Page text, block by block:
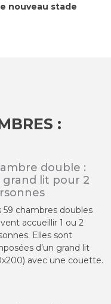
nouveau stade
:
double :
grand lit pour 2
59 chambres doubles
accueillir 1 ou 2
Elles sont
d’un grand lit
avec une couette.